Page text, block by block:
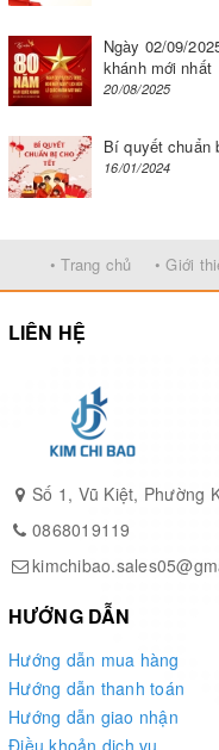
Ngày 02/09/
khánh mới nhất
20/08/2025
Bí quyết chuẩn
16/01/2024
• Trang chủ • Giới
LIÊN HỆ
Số 1, Vũ Kiệt, Phường
0868019119
HƯỚNG DẪN
Hướng dẫn mua hàng
Hướng dẫn thanh toán
Hướng dẫn giao nhận